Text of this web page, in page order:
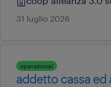
31 luglio 2026
operational
addetto cassa ed